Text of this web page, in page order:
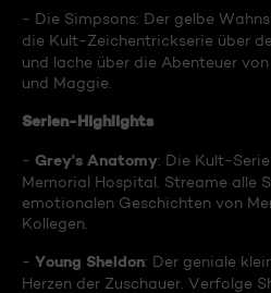
- Die Simpsons: Der gelbe
die Kult-Zeichentrickserie über
und lache über die Abenteuer
und Maggie.
Serien-Highlights
- Grey's Anatomy: Die Kult-
Memorial Hospital. Streame alle
emotionalen Geschichten von
Kollegen.
- Young Sheldon: Der geniale
Herzen der Zuschauer. Verfolge